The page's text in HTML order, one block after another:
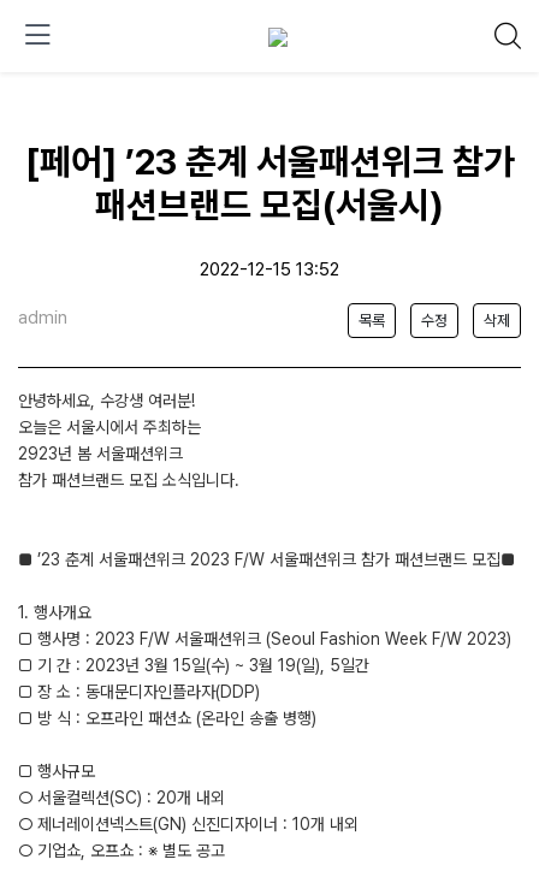
[페어] ’23 춘계 서울패션위크 참가
패션브랜드 모집(서울시)
2022-12-15 13:52
admin 목록 수정 삭제
안녕하세요, 수강생 여러분!
오늘은 서울시에서 주최하는
2923년 봄 서울패션위크
참가 패션브랜드 모집 소식입니다.
■ ’23 춘계 서울패션위크 2023 F/W 서울패션위크 참가 패션브랜드 모집■
1. 행사개요
□ 행사명 : 2023 F/W 서울패션위크 (Seoul Fashion Week F/W 2023)
□ 기 간 : 2023년 3월 15일(수) ~ 3월 19(일), 5일간
□ 장 소 : 동대문디자인플라자(DDP)
□ 방 식 : 오프라인 패션쇼 (온라인 송출 병행)
□ 행사규모
○ 서울컬렉션(SC) : 20개 내외
○ 제너레이션넥스트(GN) 신진디자이너 : 10개 내외
○ 기업쇼, 오프쇼 : ※ 별도 공고